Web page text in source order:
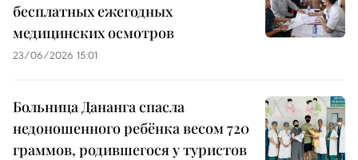
бесплатных ежегодных
медицинских осмотров
23/06/2026 15:01
Больница Дананга спасла
недоношенного ребёнка весом 720
граммов, родившегося у туристов